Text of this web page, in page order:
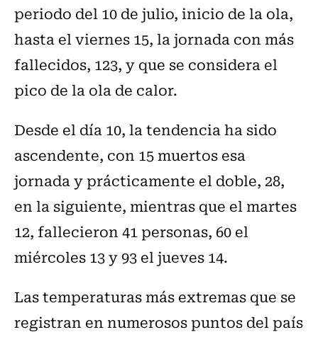
periodo del 10 de julio, inicio de la ola,
hasta el viernes 15, la jornada con más
fallecidos, 123, y que se considera el
pico de la ola de calor.
Desde el día 10, la tendencia ha sido
ascendente, con 15 muertos esa
jornada y prácticamente el doble, 28,
en la siguiente, mientras que el martes
12, fallecieron 41 personas, 60 el
miércoles 13 y 93 el jueves 14.
Las temperaturas más extremas que se
registran en numerosos puntos del país